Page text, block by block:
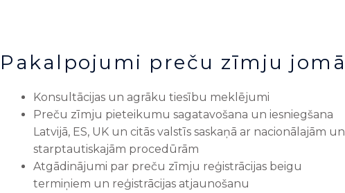
Pakalpojumi preču zīmju jomā
Konsultācijas un agrāku tiesību meklējumi
Preču zīmju pieteikumu sagatavošana un iesniegšana
Latvijā, ES, UK un citās valstīs saskaņā ar nacionālajām un
starptautiskajām procedūrām
Atgādinājumi par preču zīmju reģistrācijas beigu
termiņiem un reģistrācijas atjaunošanu